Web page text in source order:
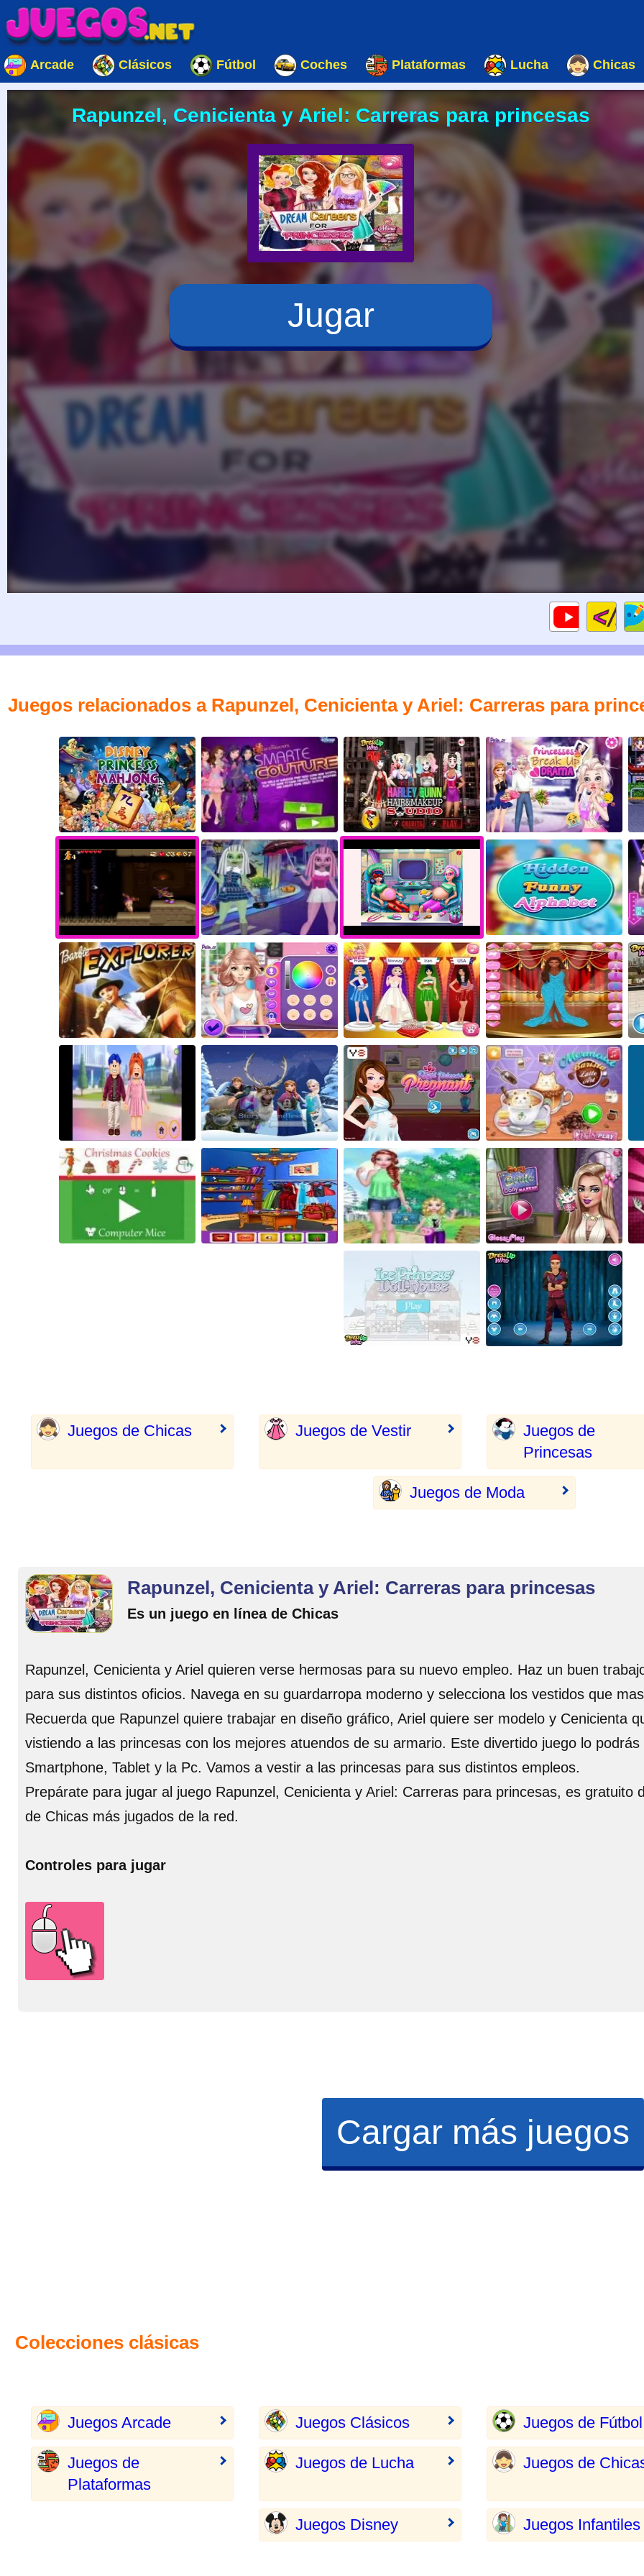
Arcade Clásicos Fútbol Coches Plataformas Lucha Chicas
Rapunzel, Cenicienta y Ariel: Carreras para princesas
Jugar
Code
Gameplays
Juegos relacionados a Rapunzel, Cenicienta y Ariel: Carreras para
Juegos de Chicas Juegos de Vestir
Juegos de
Princesas
Juegos de Moda
Rapunzel, Cenicienta y Ariel: Carreras para princesas
Es un juego en línea de Chicas
Rapunzel, Cenicienta y Ariel quieren verse hermosas para su nuevo empleo. Haz un buen
para sus distintos oficios. Navega en su guardarropa moderno y selecciona los vestidos que
Recuerda que Rapunzel quiere trabajar en diseño gráfico, Ariel quiere ser modelo y Cenicienta
vistiendo a las princesas con los mejores atuendos de su armario. Este divertido juego lo
Smartphone, Tablet y la Pc. Vamos a vestir a las princesas para sus distintos empleos.
Prepárate para jugar al juego Rapunzel, Cenicienta y Ariel: Carreras para princesas, es
de Chicas más jugados de la red.
Controles para jugar
Cargar más juegos
Colecciones clásicas
Juegos Arcade Juegos Clásicos Juegos de Fútbol
Juegos de
Plataformas
Juegos de Lucha Juegos de
Juegos Disney Juegos Infantiles